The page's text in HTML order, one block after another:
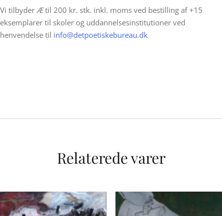
Vi tilbyder Ætil 200 kr. stk. inkl. moms ved bestilling af +15
eksemplarer til skoler og uddannelsesinstitutioner ved
henvendelse til info@detpoetiskebureau.dk
Relaterede varer